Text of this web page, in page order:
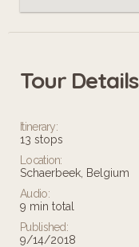
Tour Details
Itinerary:
13 stops
Location:
Schaerbeek, Belgium
Audio:
9 min total
Published:
9/14/2018